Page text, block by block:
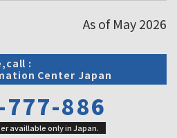
As of May 2026
:
Center Japan
886
availlable only in Japan.